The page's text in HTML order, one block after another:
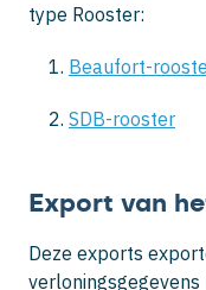
type Rooster:
Beaufort-
SDB-rooster
Export van
Deze exports